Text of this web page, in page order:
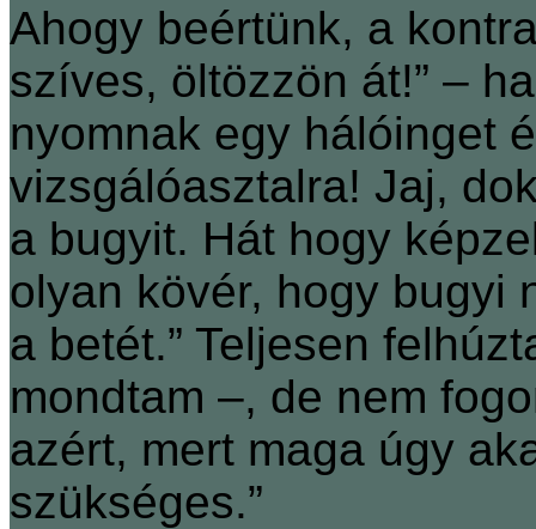
Ahogy beértünk, a
szíves, öltözzön át!” –
nyomnak egy hálóinget
vizsgálóasztalra! Jaj,
a bugyit. Hát hogy
olyan kövér, hogy bugyi
a betét.” Teljesen
mondtam –, de nem
azért, mert maga úgy
szükséges.”